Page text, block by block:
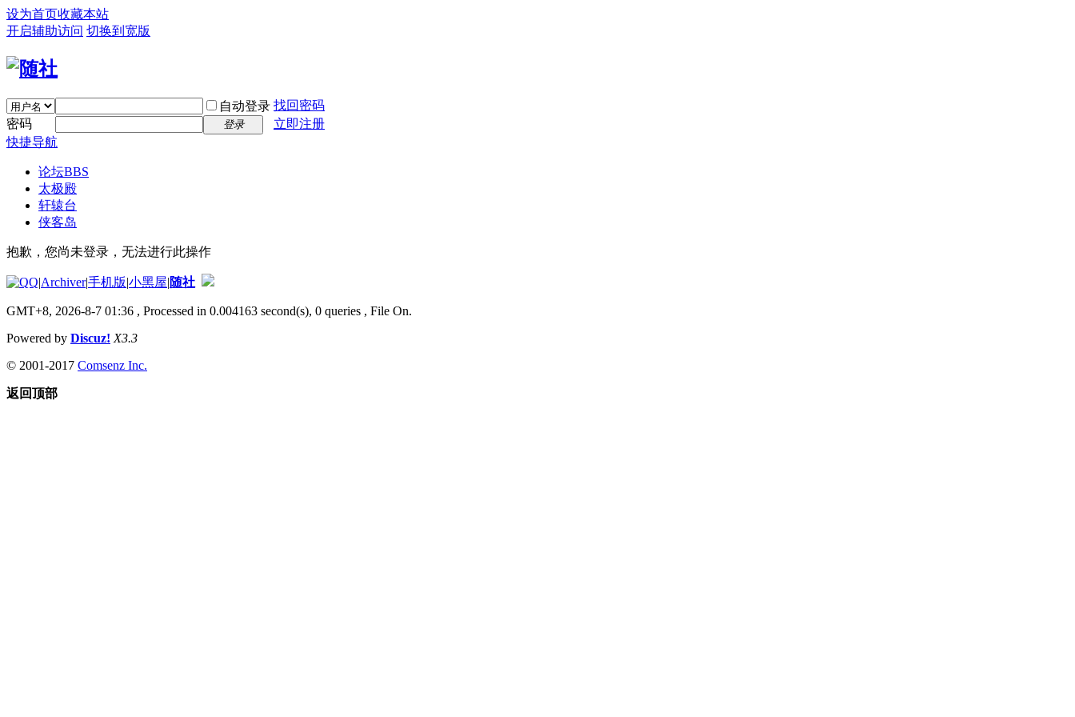
设为首页收藏本站
开启辅助访问 切换到宽版
自动登录 找回密码
密码
登录
立即注册
快捷导航
论坛BBS
太极殿
轩辕台
侠客岛
抱歉，您尚未登录，无法进行此操作
|Archiver|手机版|小黑屋|随社
GMT+8, 2026-8-7 01:36 , Processed in 0.004163 second(s), 0 queries , File On.
Powered by Discuz! X3.3
© 2001-2017 Comsenz Inc.
返回顶部